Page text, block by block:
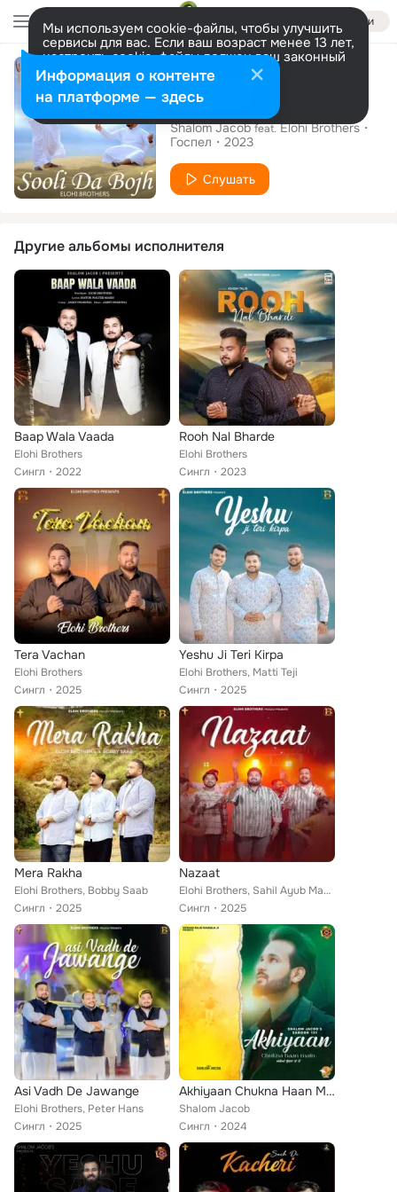
Войти
Мы используем cookie-файлы, чтобы улучшить
сервисы для вас. Если ваш возраст менее 13 лет,
настроить cookie-файлы должен ваш законный
представитель. Больше информации
Разрешить все Настроить
Сингл
Sooli Da Bojh
Shalom Jacob feat. Elohi Brothers
Госпел
2023
Слушать
Другие альбомы исполнителя
Baap Wala Vaada
Elohi Brothers
Сингл
2022
Rooh Nal Bharde
Elohi Brothers
Сингл
2023
Tera Vachan
Elohi Brothers
Сингл
2025
Yeshu Ji Teri Kirpa
Elohi Brothers, Matti Teji
Сингл
2025
Mera Rakha
Elohi Brothers, Bobby Saab
Сингл
2025
Nazaat
Elohi Brothers, Sahil Ayub Masih
Сингл
2025
Asi Vadh De Jawange
Elohi Brothers, Peter Hans
Сингл
2025
Akhiyaan Chukna Haan Main Zaboor 121
Shalom Jacob
Сингл
2024
Информация о контенте
на платформе — здесь